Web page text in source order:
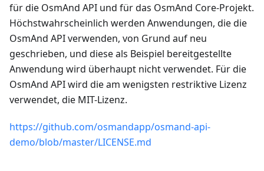
für die OsmAnd API und für das OsmAnd Core-Projekt.
Höchstwahrscheinlich werden Anwendungen, die die
OsmAnd API verwenden, von Grund auf neu
geschrieben, und diese als Beispiel bereitgestellte
Anwendung wird überhaupt nicht verwendet. Für die
OsmAnd API wird die am wenigsten restriktive Lizenz
verwendet, die MIT-Lizenz.
https://github.com/osmandapp/osmand-api-
demo/blob/master/LICENSE.md